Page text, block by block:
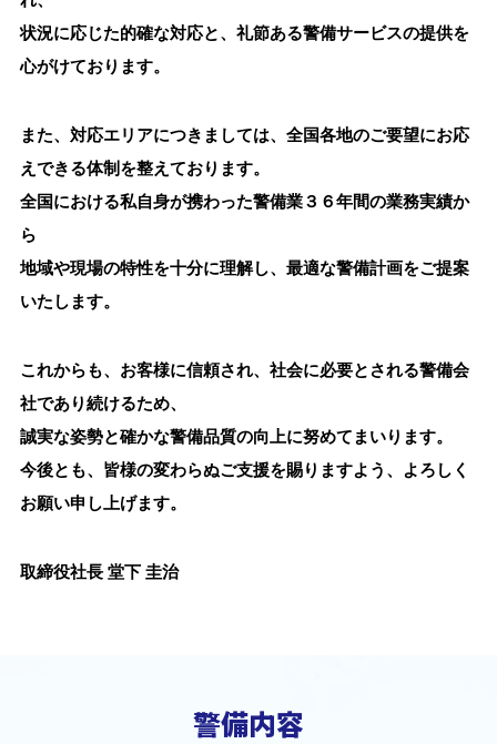
状況に応じた的確な対応と、礼節ある警備サービスの提供を
心がけております。
また、対応エリアにつきましては、全国各地のご要望にお応
えできる体制を整えております。
全国における私自身が携わった警備業３６年間の業務実績か
ら
地域や現場の特性を十分に理解し、最適な警備計画をご提案
いたします。
これからも、お客様に信頼され、社会に必要とされる警備会
社であり続けるため、
誠実な姿勢と確かな警備品質の向上に努めてまいります。
今後とも、皆様の変わらぬご支援を賜りますよう、よろしく
お願い申し上げます。
取締役社長 堂下 圭治
警備内容